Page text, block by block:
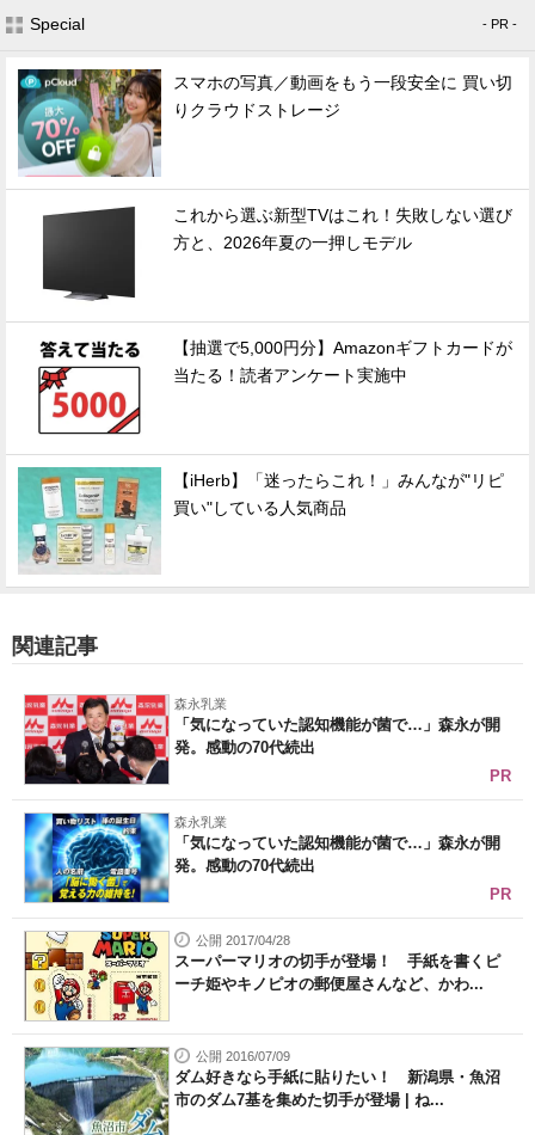
Special - PR -
スマホの写真／動画をもう一段安全に 買い切
りクラウドストレージ
これから選ぶ新型TVはこれ！失敗しない選び
方と、2026年夏の一押しモデル
【抽選で5,000円分】Amazonギフトカードが
当たる！読者アンケート実施中
【iHerb】「迷ったらこれ！」みんなが"リピ
買い"している人気商品
関連記事
森永乳業
「気になっていた認知機能が菌で…」森永が開
発。感動の70代続出
PR
森永乳業
「気になっていた認知機能が菌で…」森永が開
発。感動の70代続出
PR
公開 2017/04/28
スーパーマリオの切手が登場！ 手紙を書くピ
ーチ姫やキノピオの郵便屋さんなど、かわ...
公開 2016/07/09
ダム好きなら手紙に貼りたい！ 新潟県・魚沼
市のダム7基を集めた切手が登場 | ね...